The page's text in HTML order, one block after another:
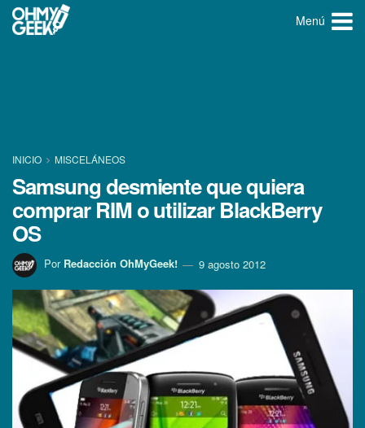
Menú
INICIO MISCELÁNEOS
Samsung desmiente que quiera
comprar RIM o utilizar BlackBerry
OS
Por Redacción OhMyGeek! 9 agosto 2012